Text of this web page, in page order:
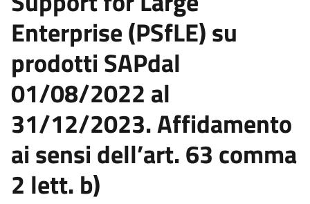
Enterprise (PSfLE) su
prodotti SAPdal
01/08/2022 al
31/12/2023. Affidamento
ai sensi dell’art. 63 comma
2 lett. b)